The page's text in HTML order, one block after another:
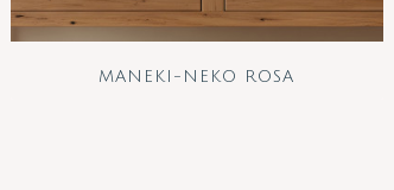
MANEKI-NEKO ROSA